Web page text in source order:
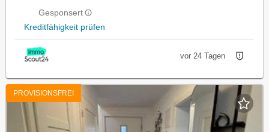
Gesponsert
Kreditfähigkeit prüfen
vor 24 Tagen
PROVISIONSFREI